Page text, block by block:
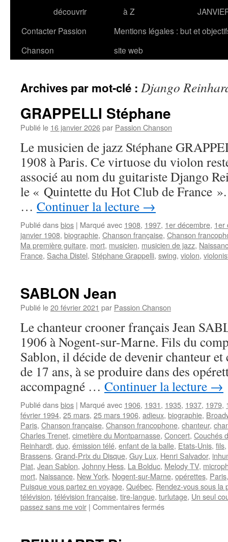
découvrir
à Z
Contacter Passion
Chanson
Mentions légales : but et
site web
Archives par mot-clé : Django
GRAPPELLI Stéphane
Publié le 16 janvier 2026par Passion Chanson
Le musicien de jazz Stéphane
1908 à Paris. Ce virtuose du violon
associé au nom du guitariste Django
le « Quintette du Hot Club de France
… Continuer la lecture →
Publié dansbios | Marqué avec 1908, 1997, 1er décembre, 1er
janvier 1908, biographie, Chanson française, Chanson
Ma première guitare, mort, musicien, musicien de jazz,
France, Sacha Distel, Stéphane Grappelli, swing, violon,
SABLON Jean
Publié le20 février 2021 par Passion Chanson
Le chanteur crooner français Jean
1906 à Nogent-sur-Marne. Fils du
Sablon, il décide de devenir chanteur et
de 17 ans, à se produire dans des
accompagné … Continuer la lecture →
Publié dansbios | Marqué avec 1906, 1931, 1935, 1937, 1979,
février 1994, 25 mars, 25 mars 1906, adieux, biographie,
Paris, Chanson française, Chanson francophone, chanteur,
Charles Trenet, cimetière du Montparnasse, Concert, Couchés
Reinhardt, duo, émission télé, enfant de la balle, Etats-Unis, fils,
Brassens, Grand-Prix du Disque, Guy Lux, Henri Salvador,
Piat, Jean Sablon, Johnny Hess, La Bolduc, Melody TV,
mort, Naissance, New York, Nogent-sur-Marne, opérettes, Paris
Puisque vous partez en voyage, Québec, Rendez-vous sous la
télévision, télévision française, tire-langue, turlutage, Un seul
passez sans me voir | Commentaires ferméssur